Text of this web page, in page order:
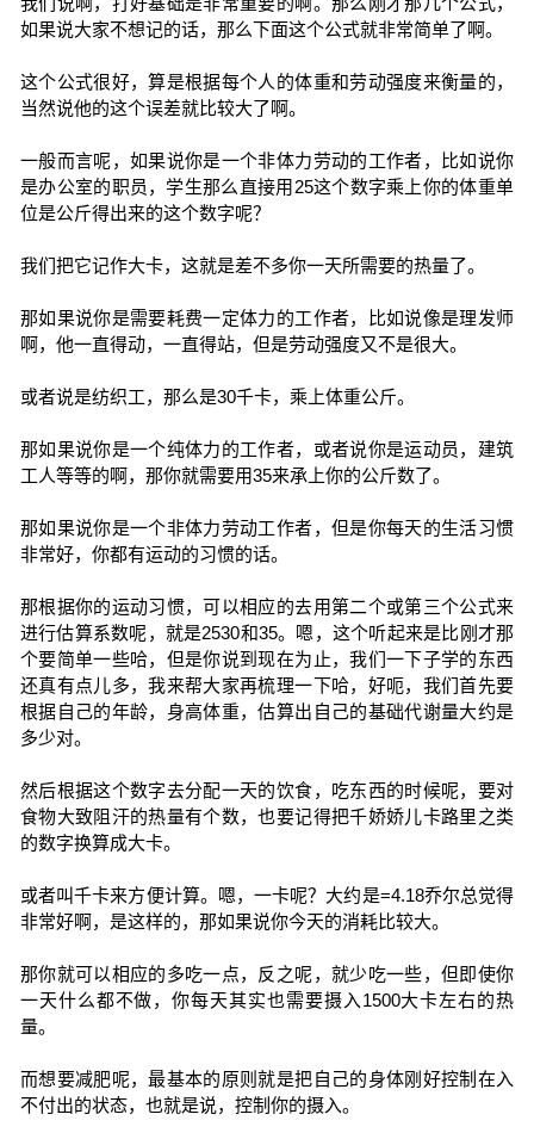
如果说大家不想记的话，那么下面这个公式就非常简单了啊。
这个公式很好，算是根据每个人的体重和劳动强度来衡量的，
当然说他的这个误差就比较大了啊。
一般而言呢，如果说你是一个非体力劳动的工作者，比如说你
是办公室的职员，学生那么直接用25这个数字乘上你的体重单
位是公斤得出来的这个数字呢？
我们把它记作大卡，这就是差不多你一天所需要的热量了。
那如果说你是需要耗费一定体力的工作者，比如说像是理发师
啊，他一直得动，一直得站，但是劳动强度又不是很大。
或者说是纺织工，那么是30千卡，乘上体重公斤。
那如果说你是一个纯体力的工作者，或者说你是运动员，建筑
工人等等的啊，那你就需要用35来承上你的公斤数了。
那如果说你是一个非体力劳动工作者，但是你每天的生活习惯
非常好，你都有运动的习惯的话。
那根据你的运动习惯，可以相应的去用第二个或第三个公式来
进行估算系数呢，就是2530和35。嗯，这个听起来是比刚才那
个要简单一些哈，但是你说到现在为止，我们一下子学的东西
还真有点儿多，我来帮大家再梳理一下哈，好呃，我们首先要
根据自己的年龄，身高体重，估算出自己的基础代谢量大约是
多少对。
然后根据这个数字去分配一天的饮食，吃东西的时候呢，要对
食物大致阻汗的热量有个数，也要记得把千娇娇儿卡路里之类
的数字换算成大卡。
或者叫千卡来方便计算。嗯，一卡呢？大约是=4.18乔尔总觉得
非常好啊，是这样的，那如果说你今天的消耗比较大。
那你就可以相应的多吃一点，反之呢，就少吃一些，但即使你
一天什么都不做，你每天其实也需要摄入1500大卡左右的热
量。
而想要减肥呢，最基本的原则就是把自己的身体刚好控制在入
不付出的状态，也就是说，控制你的摄入。